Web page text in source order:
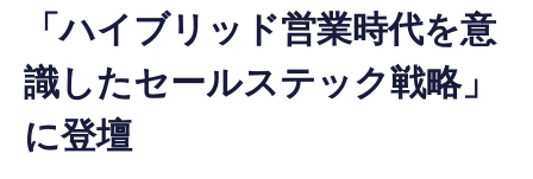
「ハイブリッド営業時代を意
識したセールステック戦略」
に登壇